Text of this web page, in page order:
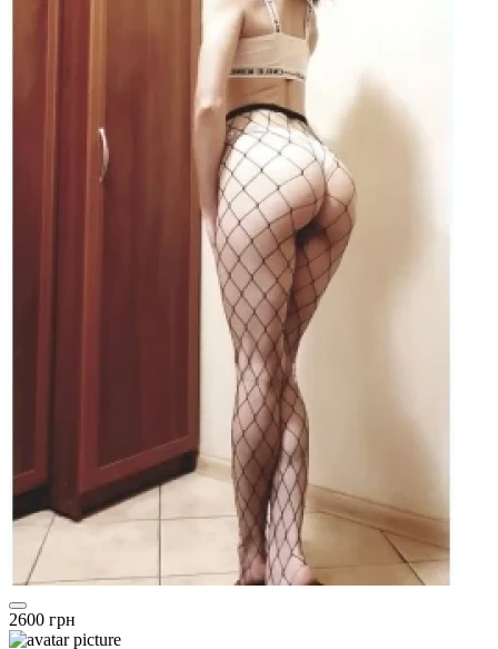
2600 грн